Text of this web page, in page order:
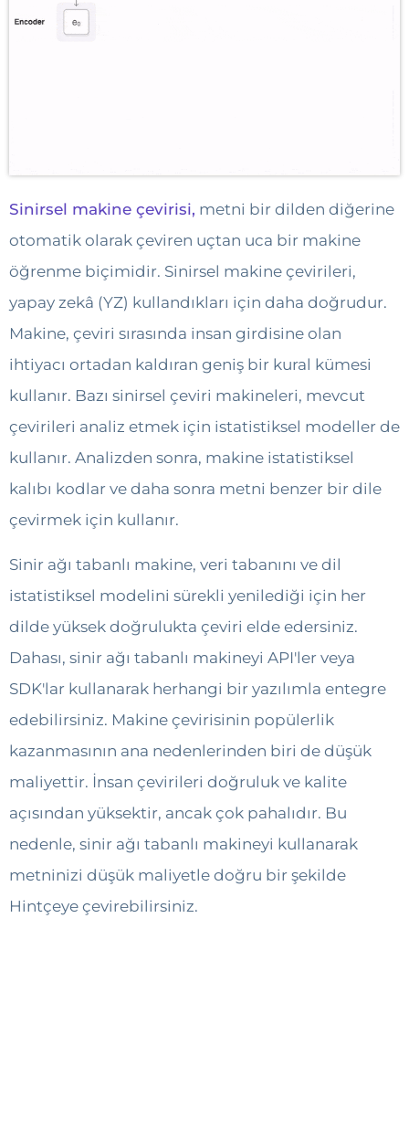
Sinirsel makine çevirisi, metni bir dilden diğerine
otomatik olarak çeviren uçtan uca bir makine
öğrenme biçimidir. Sinirsel makine çevirileri,
yapay zekâ (YZ) kullandıkları için daha doğrudur.
Makine, çeviri sırasında insan girdisine olan
ihtiyacı ortadan kaldıran geniş bir kural kümesi
kullanır. Bazı sinirsel çeviri makineleri, mevcut
çevirileri analiz etmek için istatistiksel modeller de
kullanır. Analizden sonra, makine istatistiksel
kalıbı kodlar ve daha sonra metni benzer bir dile
çevirmek için kullanır.
Sinir ağı tabanlı makine, veri tabanını ve dil
istatistiksel modelini sürekli yenilediği için her
dilde yüksek doğrulukta çeviri elde edersiniz.
Dahası, sinir ağı tabanlı makineyi API'ler veya
SDK'lar kullanarak herhangi bir yazılımla entegre
edebilirsiniz. Makine çevirisinin popülerlik
kazanmasının ana nedenlerinden biri de düşük
maliyettir. İnsan çevirileri doğruluk ve kalite
açısından yüksektir, ancak çok pahalıdır. Bu
nedenle, sinir ağı tabanlı makineyi kullanarak
metninizi düşük maliyetle doğru bir şekilde
Hintçeye çevirebilirsiniz.